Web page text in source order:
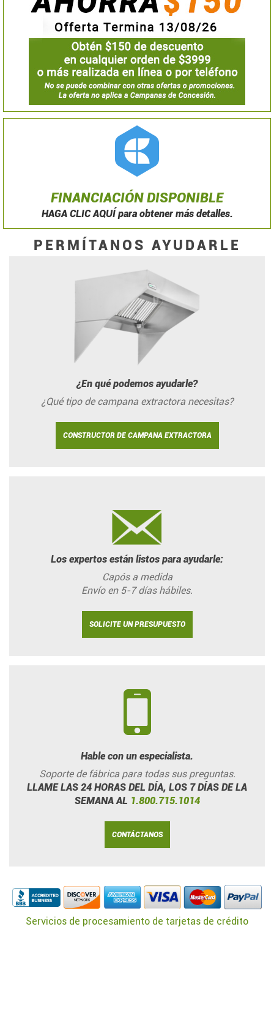
FINANCIACIÓN DISPONIBLE
HAGA CLIC AQUÍ para obtener más detalles.
PERMÍTANOS AYUDARLE
¿En qué podemos ayudarle?
¿Qué tipo de campana extractora necesitas?
CONSTRUCTOR DE CAMPANA EXTRACTORA
Los expertos están listos para ayudarle:
Capós a medida
Envío en 5-7 días hábiles.
SOLICITE UN PRESUPUESTO
Hable con un especialista.
Soporte de fábrica para todas sus preguntas.
LLAME LAS 24 HORAS DEL DÍA, LOS 7 DÍAS DE LA
SEMANA AL 1.800.715.1014
CONTÁCTANOS
Servicios de procesamiento de tarjetas de crédito